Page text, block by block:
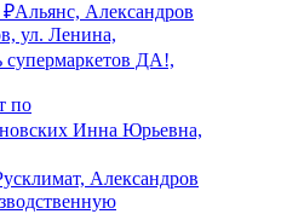
₽Альянс, Александров
ул. Ленина,
супермаркетов ДА!,
по
Инна Юрьевна,
Александров